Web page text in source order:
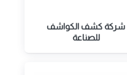
شركة كشف الكواشف
للصناعة